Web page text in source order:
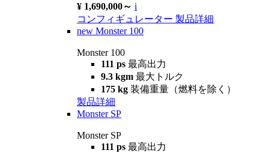
¥ 1,690,000～ i
コンフィギュレーター 製品詳細
new Monster 100
Monster 100
111 ps 最高出力
9.3 kgm 最大トルク
175 kg 装備重量（燃料を除く）
製品詳細
Monster SP
Monster SP
111 ps 最高出力